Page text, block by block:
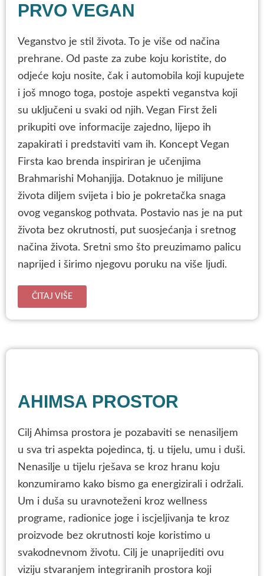
PRVO VEGAN
Veganstvo je stil života. To je više od načina
prehrane. Od paste za zube koju koristite, do
odjeće koju nosite, čak i automobila koji kupujete
i još mnogo toga, postoje aspekti veganstva koji
su uključeni u svaki od njih. Vegan First želi
prikupiti ove informacije zajedno, lijepo ih
zapakirati i predstaviti vam ih. Koncept Vegan
Firsta kao brenda inspiriran je učenjima
Brahmarishi Mohanjija. Dotaknuo je milijune
života diljem svijeta i bio je pokretačka snaga
ovog veganskog pothvata. Postavio nas je na put
života bez okrutnosti, put suosjećanja i sretnog
načina života. Sretni smo što preuzimamo palicu
naprijed i širimo njegovu poruku na više ljudi.
ČITAJ VIŠE
AHIMSA PROSTOR
Cilj Ahimsa prostora je pozabaviti se nenasiljem
u sva tri aspekta pojedinca, tj. u tijelu, umu i duši.
Nenasilje u tijelu rješava se kroz hranu koju
konzumiramo kako bismo ga energizirali i održali.
Um i duša su uravnoteženi kroz wellness
programe, radionice joge i iscjeljivanja te kroz
proizvode bez okrutnosti koje koristimo u
svakodnevnom životu. Cilj je unaprijediti ovu
viziju stvaranjem integriranih prostora koji